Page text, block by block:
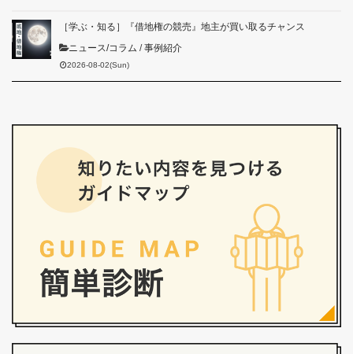
［学ぶ・知る］『借地権の競売』地主が買い取るチャンス
ニュース/コラム /事例紹介
2026-08-02(Sun)